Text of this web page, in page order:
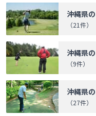
沖縄県の
（21件）
沖縄県の
（9件）
沖縄県の
（27件）